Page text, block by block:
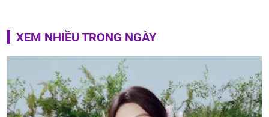
XEM NHIỀU TRONG NGÀY